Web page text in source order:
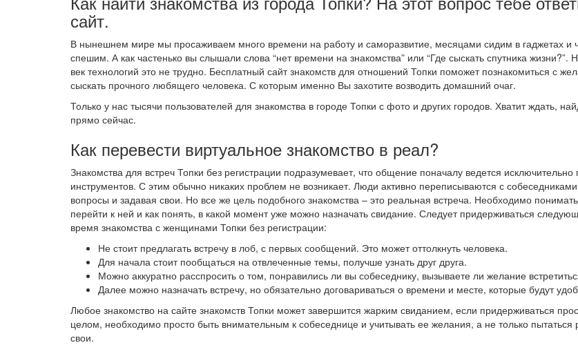
сайт.
В нынешнем мире мы просаживаем много времени на работу и саморазвитие, месяцами сидим в гаджетах и
спешим. А как частенько вы слышали слова “нет времени на знакомства” или “Где сыскать спутника жизни?”.
век технологий это не трудно. Бесплатный сайт знакомств для отношений Топки поможет познакомиться с
сыскать прочного любящего человека. С которым именно Вы захотите возводить домашний очаг.
Только у нас тысячи пользователей для знакомства в городе Топки с фото и других городов. Хватит ждать,
прямо сейчас.
Как перевести виртуальное знакомство в реал?
Знакомства для встреч Топки без регистрации подразумевает, что общение поначалу ведется
инструментов. С этим обычно никаких проблем не возникает. Люди активно переписываются с
вопросы и задавая свои. Но все же цель подобного знакомства – это реальная встреча. Необходимо
перейти к ней и как понять, в какой момент уже можно назначать свидание. Следует придерживаться
время знакомства с женщинами Топки без регистрации:
Не стоит предлагать встречу в лоб, с первых сообщений. Это может оттолкнуть человека.
Для начала стоит пообщаться на отвлеченные темы, получше узнать друг друга.
Можно аккуратно расспросить о том, понравились ли вы собеседнику, вызываете ли желание
Далее можно назначать встречу, но обязательно договариваться о времени и месте, которые будут
Любое знакомство на сайте знакомств Топки может завершится жарким свиданием, если придерживаться
целом, необходимо просто быть внимательным к собеседнице и учитывать ее желания, а не только пытаться
свои.